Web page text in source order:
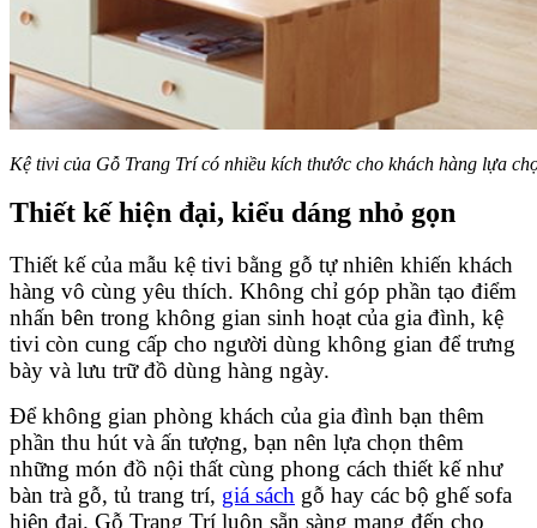
Kệ tivi của Gỗ Trang Trí có nhiều kích thước cho khách hàng lựa
Thiết kế hiện đại, kiểu dáng nhỏ gọn
Thiết kế của mẫu kệ tivi bằng gỗ tự nhiên khiến khách
hàng vô cùng yêu thích. Không chỉ góp phần tạo điểm
nhấn bên trong không gian sinh hoạt của gia đình, kệ
tivi còn cung cấp cho người dùng không gian để trưng
bày và lưu trữ đồ dùng hàng ngày.
Để không gian phòng khách của gia đình bạn thêm
phần thu hút và ấn tượng, bạn nên lựa chọn thêm
những món đồ nội thất cùng phong cách thiết kế như
bàn trà gỗ, tủ trang trí, giá sách gỗ hay các bộ ghế sofa
hiện đại. Gỗ Trang Trí luôn sẵn sàng mang đến cho